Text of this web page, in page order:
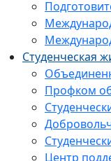
Студенческая
Профком
Центр